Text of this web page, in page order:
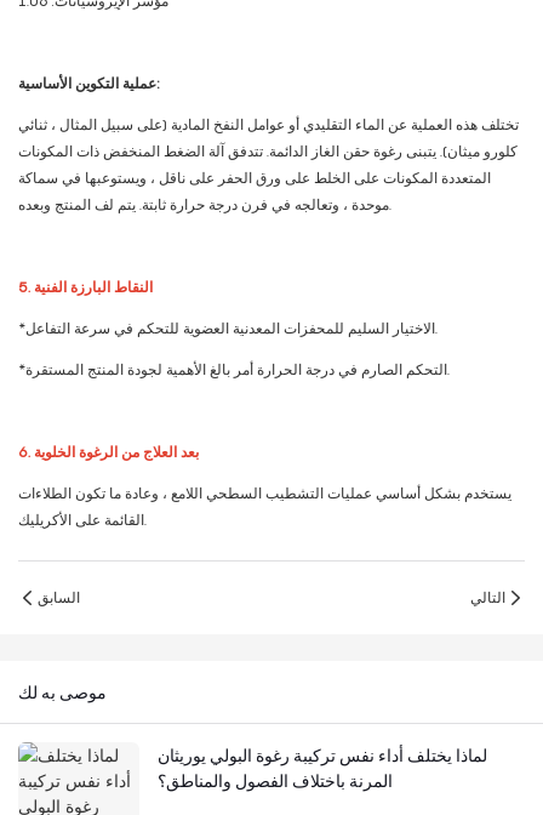
عملية التكوين الأساسية:
تختلف هذه العملية عن الماء التقليدي أو عوامل النفخ المادية (على سبيل المثال ، ثنائي
كلورو ميثان). يتبنى رغوة حقن الغاز الدائمة. تتدفق آلة الضغط المنخفض ذات المكونات
المتعددة المكونات على الخلط على ورق الحفر على ناقل ، ويستوعبها في سماكة
موحدة ، وتعالجه في فرن درجة حرارة ثابتة. يتم لف المنتج وبعده.
5. النقاط البارزة الفنية
*الاختيار السليم للمحفزات المعدنية العضوية للتحكم في سرعة التفاعل.
*التحكم الصارم في درجة الحرارة أمر بالغ الأهمية لجودة المنتج المستقرة.
6. بعد العلاج من الرغوة الخلوية
يستخدم بشكل أساسي عمليات التشطيب السطحي اللامع ، وعادة ما تكون الطلاءات
القائمة على الأكريليك.
السابق التالي
موصى به لك
لماذا يختلف أداء نفس تركيبة رغوة البولي يوريثان
المرنة باختلاف الفصول والمناطق؟